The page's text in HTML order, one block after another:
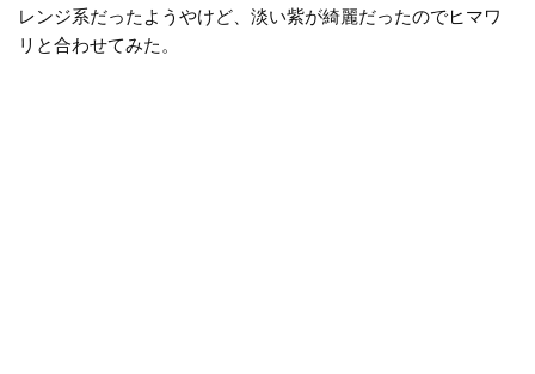
レンジ系だったようやけど、淡い紫が綺麗だったのでヒマワ
リと合わせてみた。